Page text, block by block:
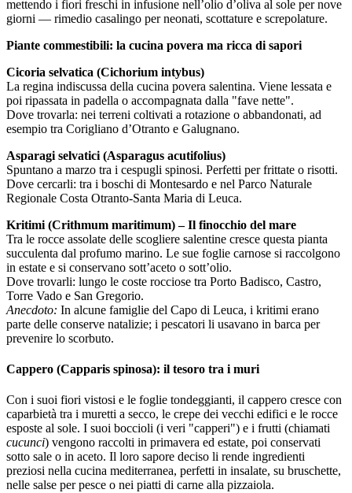
mettendo i fiori freschi in infusione nell’olio d’oliva al sole per nove
giorni — rimedio casalingo per neonati, scottature e screpolature.
Piante commestibili: la cucina povera ma ricca di sapori
Cicoria selvatica (Cichorium intybus)
La regina indiscussa della cucina povera salentina. Viene lessata e
poi ripassata in padella o accompagnata dalla "fave nette".
Dove trovarla: nei terreni coltivati a rotazione o abbandonati, ad
esempio tra Corigliano d’Otranto e Galugnano.
Asparagi selvatici (Asparagus acutifolius)
Spuntano a marzo tra i cespugli spinosi. Perfetti per frittate o risotti.
Dove cercarli: tra i boschi di Montesardo e nel Parco Naturale
Regionale Costa Otranto-Santa Maria di Leuca.
Kritimi (Crithmum maritimum) – Il finocchio del mare
Tra le rocce assolate delle scogliere salentine cresce questa pianta
succulenta dal profumo marino. Le sue foglie carnose si raccolgono
in estate e si conservano sott’aceto o sott’olio.
Dove trovarli: lungo le coste rocciose tra Porto Badisco, Castro,
Torre Vado e San Gregorio.
Anecdoto: In alcune famiglie del Capo di Leuca, i kritimi erano
parte delle conserve natalizie; i pescatori li usavano in barca per
prevenire lo scorbuto.
Cappero (Capparis spinosa): il tesoro tra i muri
Con i suoi fiori vistosi e le foglie tondeggianti, il cappero cresce con
caparbietà tra i muretti a secco, le crepe dei vecchi edifici e le rocce
esposte al sole. I suoi boccioli (i veri "capperi") e i frutti (chiamati
cucunci) vengono raccolti in primavera ed estate, poi conservati
sotto sale o in aceto. Il loro sapore deciso li rende ingredienti
preziosi nella cucina mediterranea, perfetti in insalate, su bruschette,
nelle salse per pesce o nei piatti di carne alla pizzaiola.